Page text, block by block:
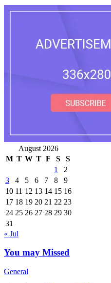
August 2026
M T W T F S
S
1
2
3
4 5 6 7 8
9
10 11 12 13 14 15 16
17 18 19 20 21 22 23
24 25 26 27 28 29 30
31
« Jul
You may Missed
General